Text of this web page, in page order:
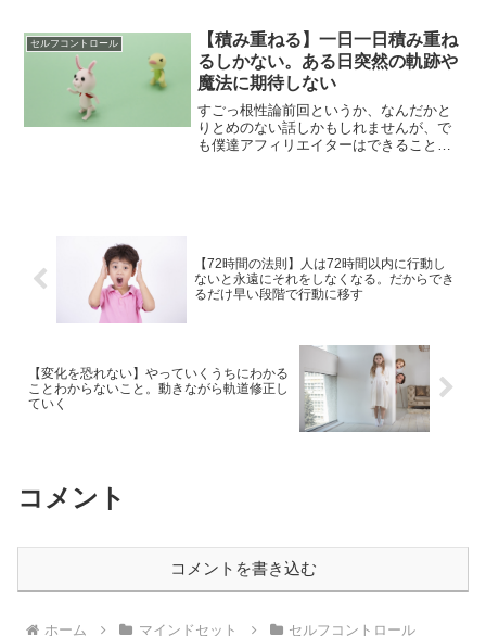
に要注意ということを忘れないようにす
ることが大切です。
セルフコントロール
【積み重ねる】一日一日積み重ね
るしかない。ある日突然の軌跡や
魔法に期待しない
すごっ根性論前回というか、なんだかと
りとめのない話しかもしれませんが、で
も僕達アフィリエイターはできることを
【72時間の法則】人は72時間以内に行動し
ないと永遠にそれをしなくなる。だからでき
るだけ早い段階で行動に移す
【変化を恐れない】やっていくうちにわかる
ことわからないこと。動きながら軌道修正し
ていく
コメント
コメントを書き込む
ホーム マインドセット セルフコントロール